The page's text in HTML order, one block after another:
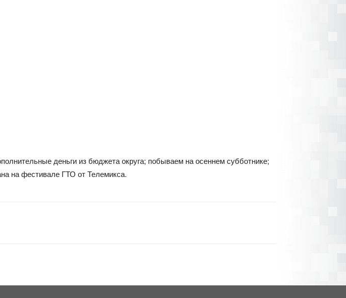
деньги из бюджета округа; побываем на осеннем субботнике;
на фестивале ГТО от Телемикса.